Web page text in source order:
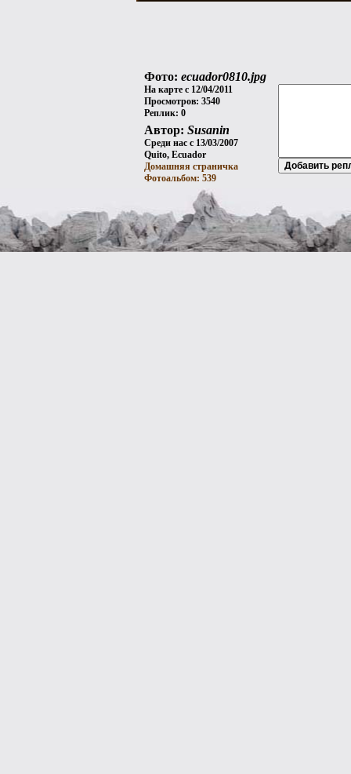
Фото: ecuador0810.jpg
На карте с 12/04/2011
Просмотров: 3540
Реплик: 0
Автор: Susanin
Среди нас с 13/03/2007
Quito, Ecuador
Домашняя страничка
Фотоальбом: 539